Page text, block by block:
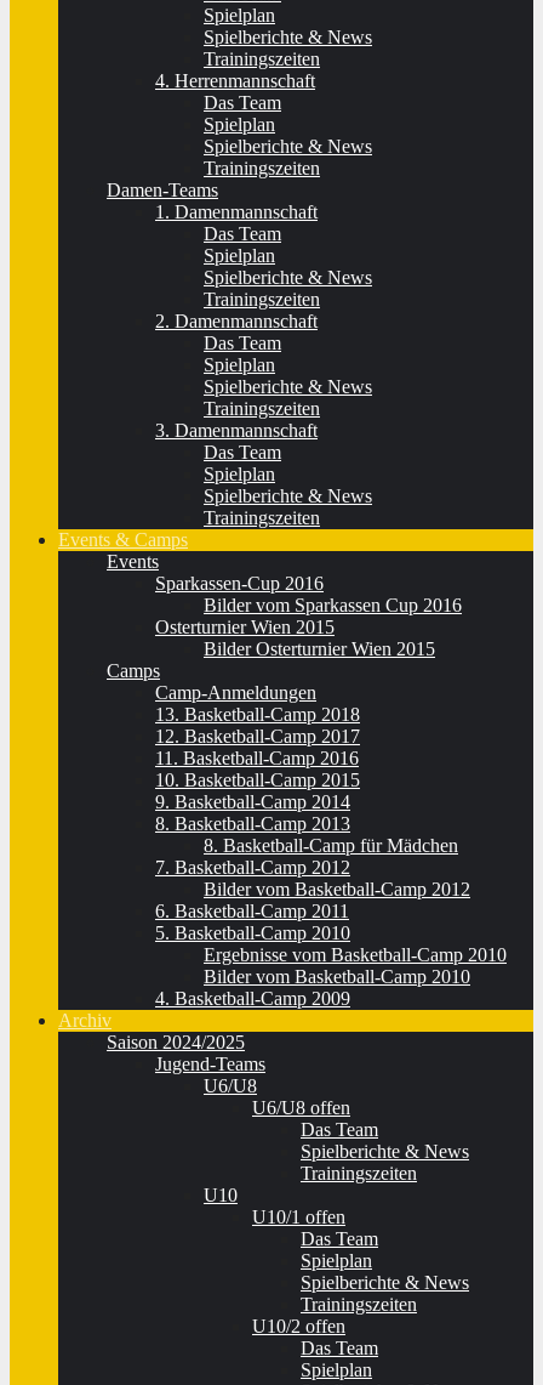
Spielplan
Spielberichte & News
Trainingszeiten
4. Herrenmannschaft
Das Team
Spielplan
Spielberichte & News
Trainingszeiten
Damen-Teams
1. Damenmannschaft
Das Team
Spielplan
Spielberichte & News
Trainingszeiten
2. Damenmannschaft
Das Team
Spielplan
Spielberichte & News
Trainingszeiten
3. Damenmannschaft
Das Team
Spielplan
Spielberichte & News
Trainingszeiten
Events & Camps
Events
Sparkassen-Cup 2016
Bilder vom Sparkassen Cup 2016
Osterturnier Wien 2015
Bilder Osterturnier Wien 2015
Camps
Camp-Anmeldungen
13. Basketball-Camp 2018
12. Basketball-Camp 2017
11. Basketball-Camp 2016
10. Basketball-Camp 2015
9. Basketball-Camp 2014
8. Basketball-Camp 2013
8. Basketball-Camp für Mädchen
7. Basketball-Camp 2012
Bilder vom Basketball-Camp 2012
6. Basketball-Camp 2011
5. Basketball-Camp 2010
Ergebnisse vom Basketball-Camp 2010
Bilder vom Basketball-Camp 2010
4. Basketball-Camp 2009
Archiv
Saison 2024/2025
Jugend-Teams
U6/U8
U6/U8 offen
Das Team
Spielberichte & News
Trainingszeiten
U10
U10/1 offen
Das Team
Spielplan
Spielberichte & News
Trainingszeiten
U10/2 offen
Das Team
Spielplan